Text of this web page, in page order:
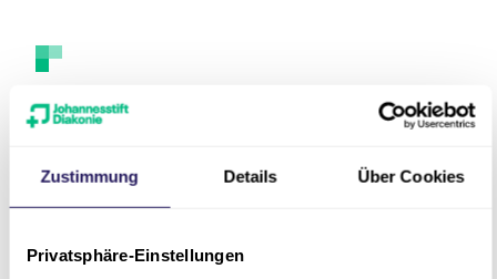
Zustimmung Details Über Cookies
Privatsphäre-Einstellungen
Ansprechpartnerin